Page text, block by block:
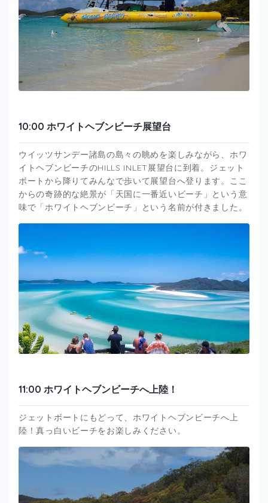
10:00 ホワイトヘブンビーチ展望台
ウイッツサンデー諸島の島々の眺めを楽しみながら、ホワ
イトヘブンビーチのHILLS INLET展望台に到着。ジェット
ボートから降りてみんなで歩いて展望台へ登ります。ここ
からの奇跡的な絶景が「天国に一番近いビーチ」という意
味で「ホワイトヘブンビーチ」という名前が付きました。
11:00 ホワイトヘブンビーチへ上陸！
ジェットボートにもどって、ホワイトヘブンビーチへ上
陸！真っ白いビーチをお楽しみください。